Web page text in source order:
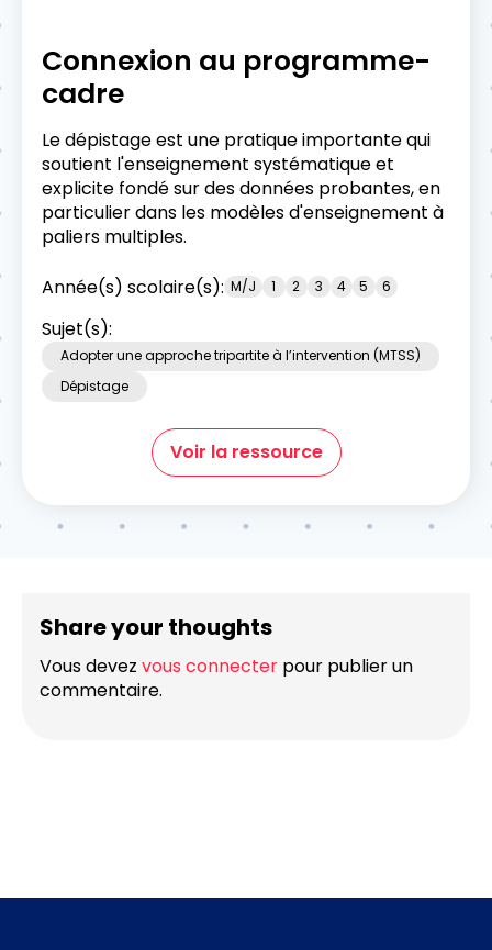
Connexion au programme-
cadre
Le dépistage est une pratique importante qui
soutient l'enseignement systématique et
explicite fondé sur des données probantes, en
particulier dans les modèles d'enseignement à
paliers multiples.
Année(s) scolaire(s): M/J 1 2 3 4 5 6
Sujet(s):
Adopter une approche tripartite à l’intervention (MTSS)
Dépistage
Voir la ressource
Share your thoughts
Vous devez vous connecter pour publier un
commentaire.